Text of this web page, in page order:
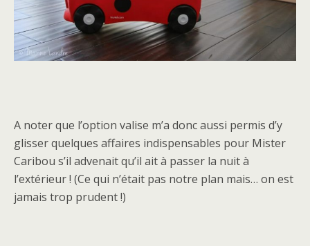
A noter que l’option valise m’a donc aussi permis d’y
glisser quelques affaires indispensables pour Mister
Caribou s’il advenait qu’il ait à passer la nuit à
l’extérieur ! (Ce qui n’était pas notre plan mais… on est
jamais trop prudent !)